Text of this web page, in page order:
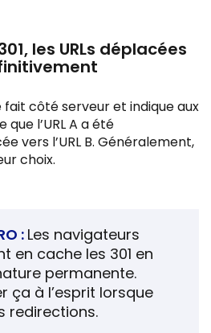
les URLs déplacées
fait côté serveur et indique aux
l’URL A a été
vers l’URL B. Généralement,
choix.
: Les navigateurs
en cache les 301 en
permanente.
ça à l’esprit lorsque
redirections.